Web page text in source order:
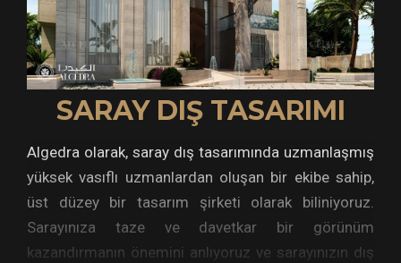
SARAY DIŞ TASARIMI
Algedra olarak, saray dış tasarımında uzmanlaşmış
yüksek vasıflı uzmanlardan oluşan bir ekibe sahip,
üst düzey bir tasarım şirketi olarak biliniyoruz.
Sarayınıza taze ve davetkar bir görünüm
kazandırmanın önemini anlıyoruz ve sarayınızın dış